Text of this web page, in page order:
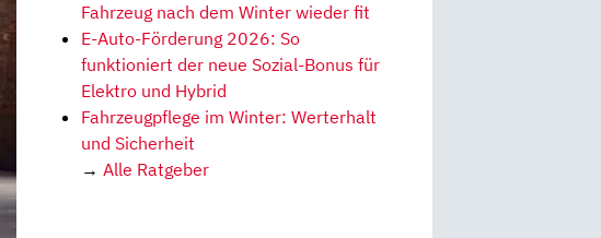
Fahrzeug nach dem Winter wieder fit
E-Auto-Förderung 2026: So
funktioniert der neue Sozial-Bonus für
Elektro und Hybrid
Fahrzeugpflege im Winter: Werterhalt
und Sicherheit
→ Alle Ratgeber